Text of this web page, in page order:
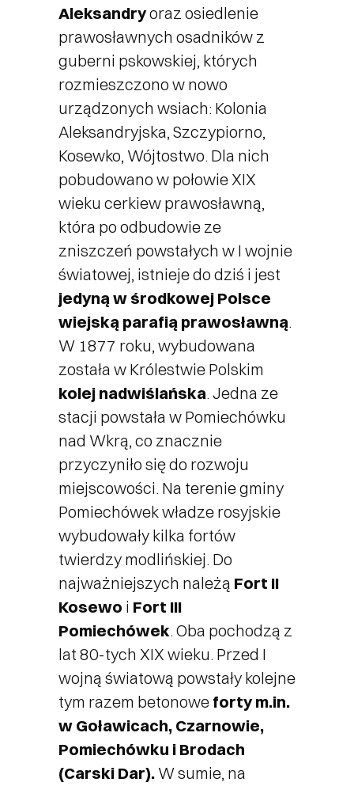
Aleksandryoraz osiedlenie
prawosławnych osadników z
guberni pskowskiej, których
rozmieszczono w nowo
urządzonych wsiach: Kolonia
Aleksandryjska, Szczypiorno,
Kosewko, Wójtostwo. Dla nich
pobudowano w połowie XIX
wieku cerkiew prawosławną,
która po odbudowie ze
zniszczeń powstałych w I wojnie
światowej, istnieje do dziś i jest
jedyną w środkowej Polsce
wiejską parafią prawosławną.
W 1877 roku, wybudowana
została w Królestwie Polskim
kolej nadwiślańska. Jedna ze
stacji powstała w Pomiechówku
nad Wkrą, co znacznie
przyczyniło się do rozwoju
miejscowości. Na terenie gminy
Pomiechówek władze rosyjskie
wybudowały kilka fortów
twierdzy modlińskiej. Do
najważniejszych należą Fort II
Kosewo i Fort III
Pomiechówek. Oba pochodzą z
lat 80-tych XIX wieku. Przed I
wojną światową powstały kolejne
tym razem betonowe forty m.in.
w Goławicach, Czarnowie,
Pomiechówku i Brodach
(Carski Dar). W sumie, na